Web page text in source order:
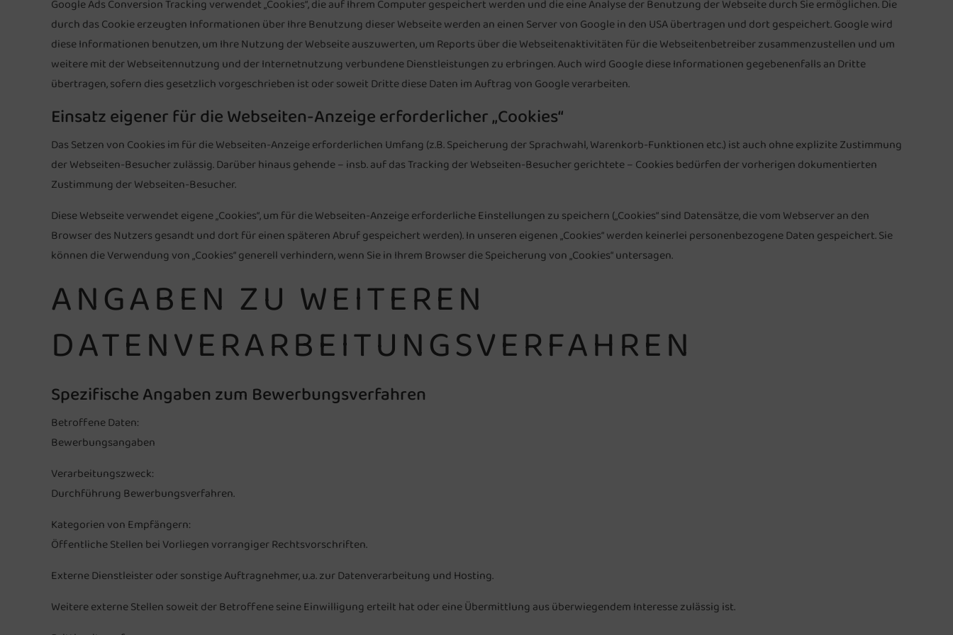
Google Ads Conversion Tracking verwendet „Cookies“, die auf Ihrem Computer gespeichert werden und die eine Analyse der Benutzung der Webseite durch Sie ermöglichen. Die
durch das Cookie erzeugten Informationen über Ihre Benutzung dieser Webseite werden an einen Server von Google in den USA übertragen und dort gespeichert. Google wird
diese Informationen benutzen, um Ihre Nutzung der Webseite auszuwerten, um Reports über die Webseitenaktivitäten für die Webseitenbetreiber zusammenzustellen und um
weitere mit der Webseitennutzung und der Internetnutzung verbundene Dienstleistungen zu erbringen. Auch wird Google diese Informationen gegebenenfalls an Dritte
übertragen, sofern dies gesetzlich vorgeschrieben ist oder soweit Dritte diese Daten im Auftrag von Google verarbeiten.
Einsatz eigener für die Webseiten-Anzeige erforderlicher „Cookies“
Das Setzen von Cookies im für die Webseiten-Anzeige erforderlichen Umfang (z.B. Speicherung der Sprachwahl, Warenkorb-Funktionen etc.) ist auch ohne explizite Zustimmung
der Webseiten-Besucher zulässig. Darüber hinaus gehende – insb. auf das Tracking der Webseiten-Besucher gerichtete – Cookies bedürfen der vorherigen dokumentierten
Zustimmung der Webseiten-Besucher.
Diese Webseite verwendet eigene „Cookies“, um für die Webseiten-Anzeige erforderliche Einstellungen zu speichern („Cookies“ sind Datensätze, die vom Webserver an den
Browser des Nutzers gesandt und dort für einen späteren Abruf gespeichert werden). In unseren eigenen „Cookies“ werden keinerlei personenbezogene Daten gespeichert. Sie
können die Verwendung von „Cookies“ generell verhindern, wenn Sie in Ihrem Browser die Speicherung von „Cookies“ untersagen.
ANGABEN ZU WEITEREN
DATENVERARBEITUNGSVERFAHREN
Spezifische Angaben zum Bewerbungsverfahren
Betroffene Daten:
Bewerbungsangaben
Verarbeitungszweck:
Durchführung Bewerbungsverfahren.
Kategorien von Empfängern:
Öffentliche Stellen bei Vorliegen vorrangiger Rechtsvorschriften.
Externe Dienstleister oder sonstige Auftragnehmer, u.a. zur Datenverarbeitung und Hosting.
Weitere externe Stellen soweit der Betroffene seine Einwilligung erteilt hat oder eine Übermittlung aus überwiegendem Interesse zulässig ist.